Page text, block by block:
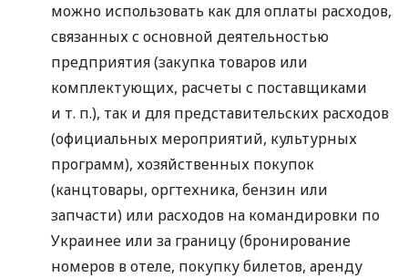
можно использовать как для оплаты расходов,
связанных с основной деятельностью
предприятия (закупка товаров или
комплектующих, расчеты с поставщиками
и т. п.), так и для представительских расходов
(официальных мероприятий, культурных
программ), хозяйственных покупок
(канцтовары, оргтехника, бензин или
запчасти) или расходов на командировки по
Украинее или за границу (бронирование
номеров в отеле, покупку билетов, аренду